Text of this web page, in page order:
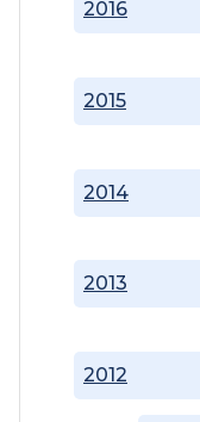
2012
2013
2014
2015
2016